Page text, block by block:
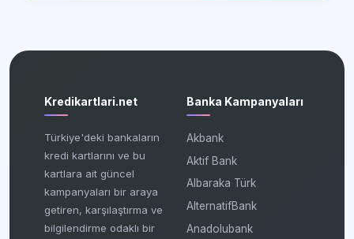
Kredikartlari.net
Türkiye'deki bankaların
kredi kartlarını ve bu
kartlara ait güncel
kampanyaları bir araya
getiren, karşılaştırma ve
bilgilendirme odaklı bir
Banka Kampanyaları
Akbank
Aktif Bank
Albaraka Türk
AlternatifBank
Anadolubank